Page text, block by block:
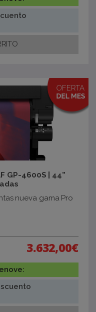
GP-4600S | 44”
nueva gama Pro
3.632,00€